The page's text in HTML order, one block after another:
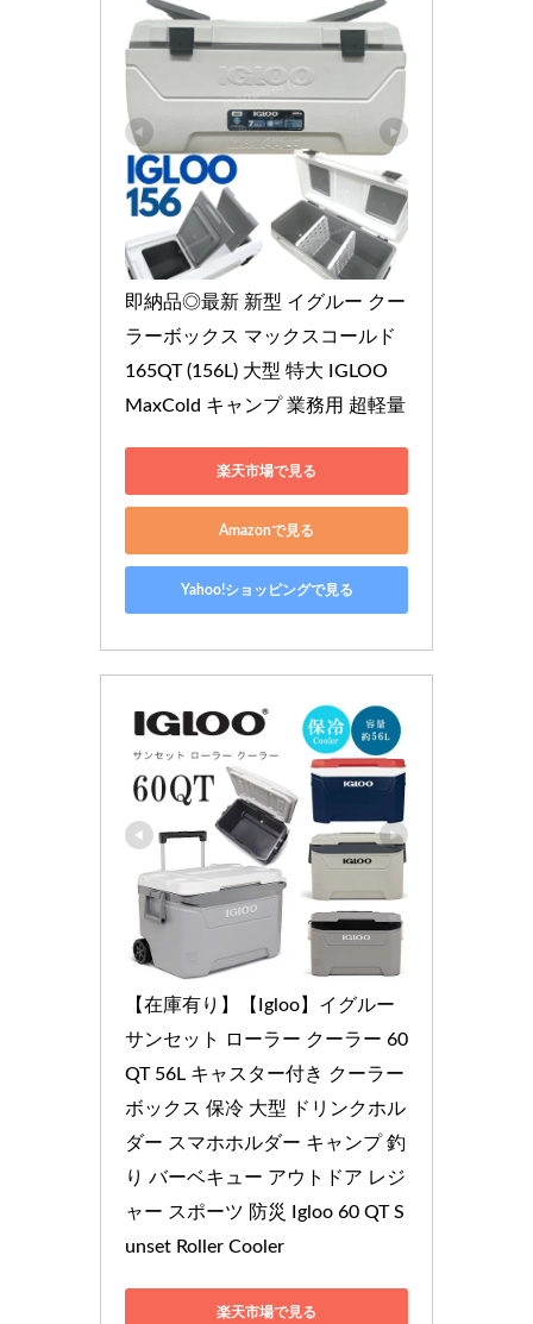
即納品◎最新 新型 イグルー クー
ラーボックス マックスコールド
165QT (156L) 大型 特大 IGLOO
MaxCold キャンプ 業務用 超軽量
楽天市場で見る
Amazonで見る
Yahoo!ショッピングで見る
【在庫有り】【Igloo】イグルー
サンセット ローラー クーラー 60
QT 56L キャスター付き クーラー
ボックス 保冷 大型 ドリンクホル
ダー スマホホルダー キャンプ 釣
り バーベキュー アウトドア レジ
ャー スポーツ 防災 Igloo 60 QT S
unset Roller Cooler
楽天市場で見る